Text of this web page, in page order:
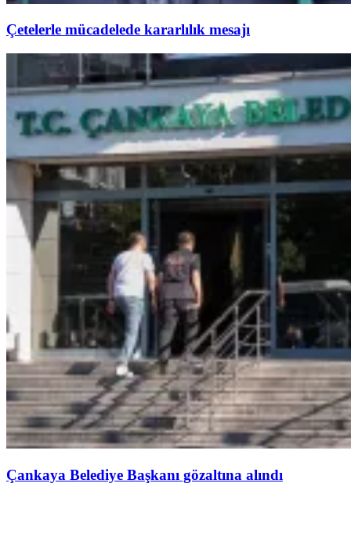
Çetelerle mücadelede kararlılık mesajı
Çankaya Belediye Başkanı gözaltına alındı